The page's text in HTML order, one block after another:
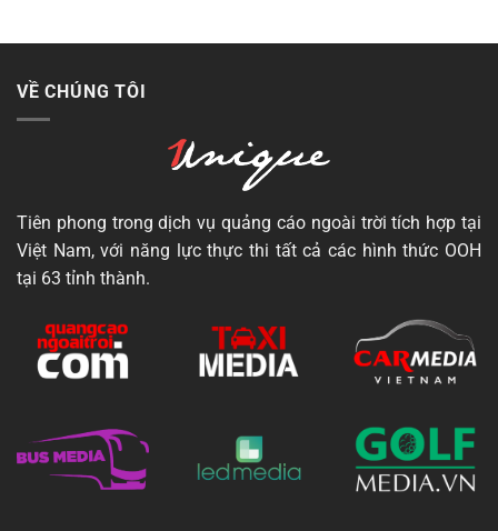
VỀ CHÚNG TÔI
Tiên phong trong dịch vụ quảng cáo ngoài trời tích hợp tại
Việt Nam, với năng lực thực thi tất cả các hình thức OOH
tại 63 tỉnh thành.